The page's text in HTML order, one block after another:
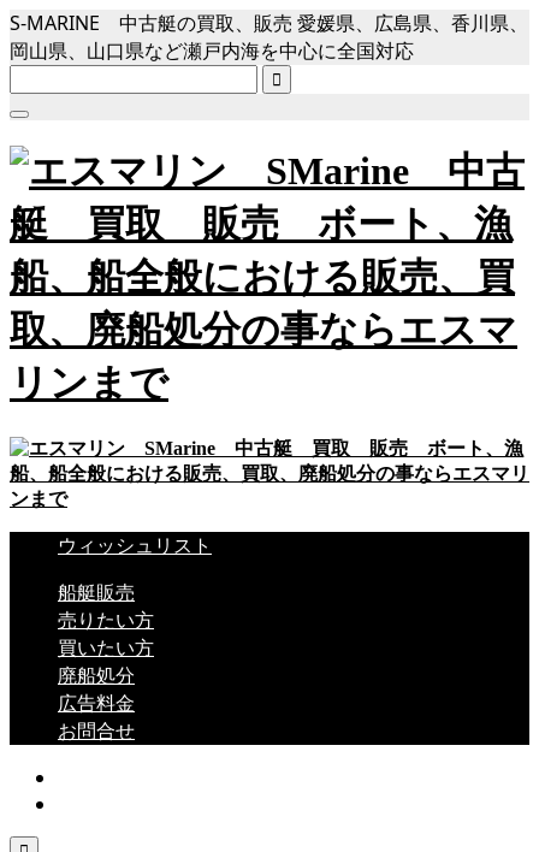
S-MARINE 中古艇の買取、販売 愛媛県、広島県、香川県、
岡山県、山口県など瀬戸内海を中心に全国対応

ウィッシュリスト
船艇販売
売りたい方
買いたい方
廃船処分
広告料金
お問合せ